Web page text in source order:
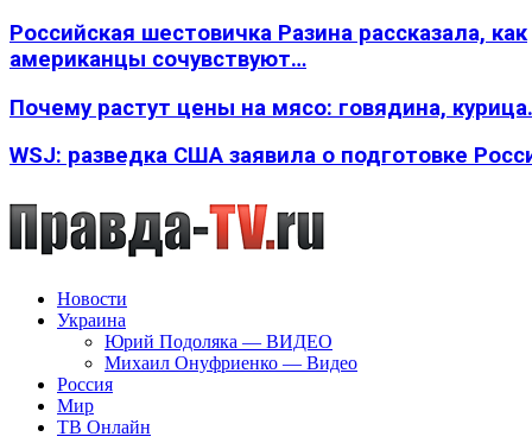
Российская шестовичка Разина рассказала, как
американцы сочувствуют…
Почему растут цены на мясо: говядина,
WSJ: разведка США заявила о подготовке
Новости
Украина
Юрий Подоляка — ВИДЕО
Михаил Онуфриенко — Видео
Россия
Мир
ТВ Онлайн